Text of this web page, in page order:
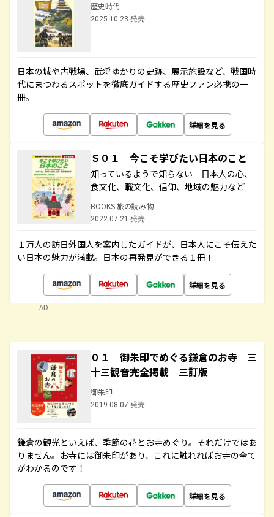
歴史時代
2025.10.23 発売
日本の城や古戦場、武将ゆかりの史跡、展示施設など、戦国時
代にまつわるスポットを徹底ガイドする歴史ファン必携の一
冊。
詳細を見る
Ｓ０１ 今こそ学びたい日本のこと
知っているようで知らない 日本人の心、
食文化、職文化、信仰、地域の魅力など
BOOKS 旅の読み物
2022.07.21 発売
１万人の訪日外国人を案内したガイドが、日本人にこそ伝えた
い日本の魅力が満載。日本の再発見ができる１冊！
詳細を見る
AD
０１ 御朱印でめぐる鎌倉のお寺 三
十三観音完全掲載 三訂版
御朱印
2019.08.07 発売
鎌倉の観光といえば、季節の花とお寺めぐり。それだけではあ
りません。お寺には御朱印があり、これに触れればお寺の全て
がわかるのです！
詳細を見る